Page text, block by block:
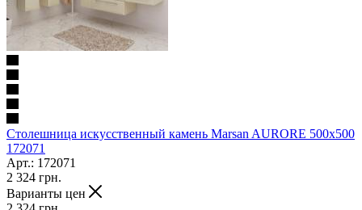
Столешница искусственный камень Marsan AURORE 500x500
172071
Арт.: 172071
2 324 грн.
Варианты цен